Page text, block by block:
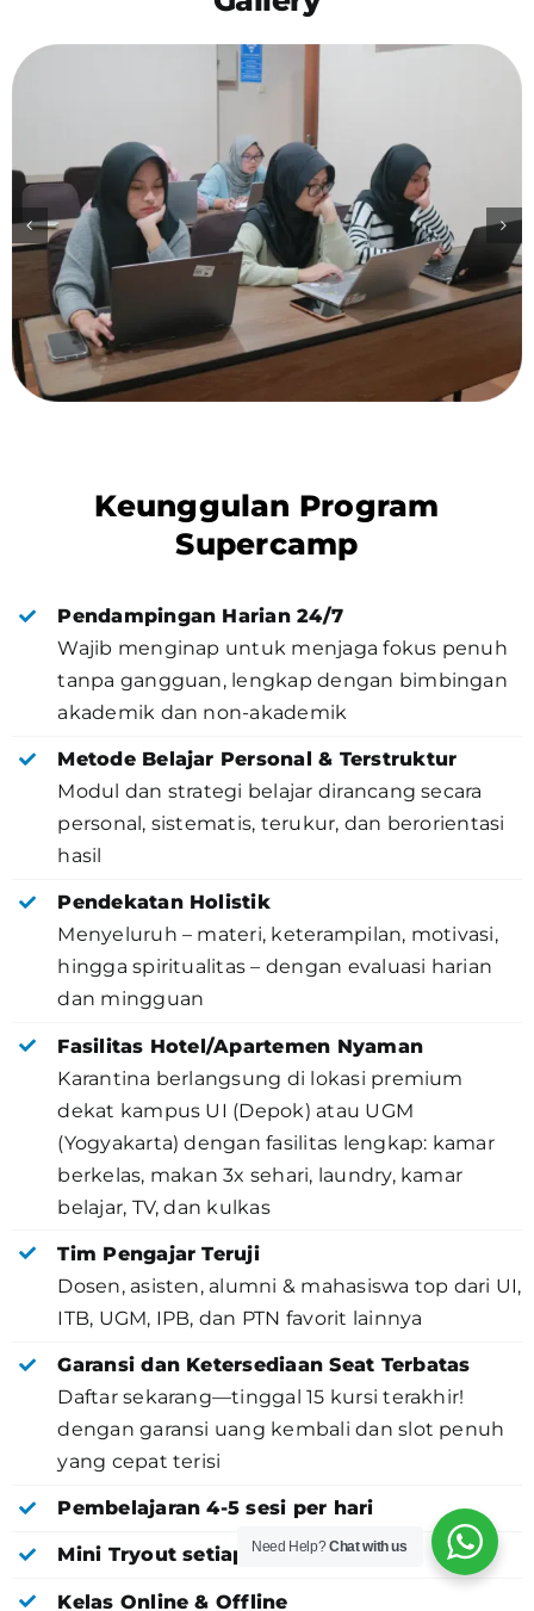
Keunggulan Program
Supercamp
Pendampingan Harian 24/7
Wajib menginap untuk menjaga fokus penuh
tanpa gangguan, lengkap dengan bimbingan
akademik dan non-akademik
Metode Belajar Personal & Terstruktur
Modul dan strategi belajar dirancang secara
personal, sistematis, terukur, dan berorientasi
hasil
Pendekatan Holistik
Menyeluruh – materi, keterampilan, motivasi,
hingga spiritualitas – dengan evaluasi harian
dan mingguan
Fasilitas Hotel/Apartemen Nyaman
Karantina berlangsung di lokasi premium
dekat kampus UI (Depok) atau UGM
(Yogyakarta) dengan fasilitas lengkap: kamar
berkelas, makan 3x sehari, laundry, kamar
belajar, TV, dan kulkas
Tim Pengajar Teruji
Dosen, asisten, alumni & mahasiswa top dari UI,
ITB, UGM, IPB, dan PTN favorit lainnya
Garansi dan Ketersediaan Seat Terbatas
Daftar sekarang—tinggal 15 kursi terakhir!
dengan garansi uang kembali dan slot penuh
yang cepat terisi
Pembelajaran 4-5 sesi per hari
Mini Tryout setiap hari
Kelas Online & Offline
Need Help?Chat with us